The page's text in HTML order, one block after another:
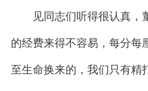
见同志们听得很认真，
的经费来得不容易，每分每
至生命换来的，我们只有精